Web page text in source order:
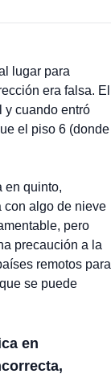
lugar para
era falsa. El
y cuando entró
el piso 6 (donde
en quinto,
con algo de nieve
pero
precaución a la
remotos para
se puede
en